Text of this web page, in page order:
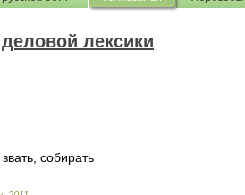
лексики
звать собирать